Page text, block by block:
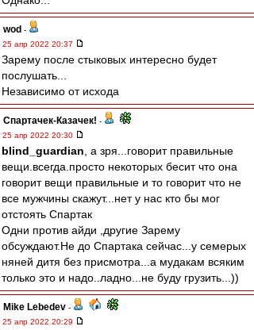
wod -
25 апр 2022 20:37
Зарему после стыковых интересно будет
послушать...
Независимо от исхода
Спартачек-Казачек! -
25 апр 2022 20:30
blind_guardian , а зря...говорит правильные
вещи.всегда.просто некоторых бесит что она
говорит вещи правильные и то говорит что не
все мужчины скажут...нет у нас кто бы мог
отстоять Спартак
Одни против айди ,другие Зарему
обсуждают.Не до Спартака сейчас...у семерых
няней дитя без присмотра...а мудакам всяким
только это и надо..ладно...не буду грузить...))
Mike Lebedev -
25 апр 2022 20:29